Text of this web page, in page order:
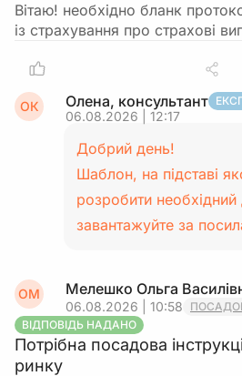
Вітаю! необхідно бланк
із страхування про страхові
ОК Олена, консультант
06.08.2026 | 12:17
Добрий день!
Шаблон, на підставі
розробити
завантажуйте за
ОМ Мелешко Ольга
06.08.2026 | 10:58
ВІДПОВІДЬ НАДАНО
Потрібна посадова
ринку